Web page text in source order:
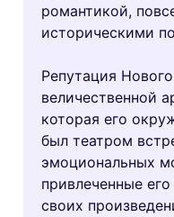
романтикой,
историческими
Репутация
величественной
которая его
был театром
эмоциональных
привлеченные
своих